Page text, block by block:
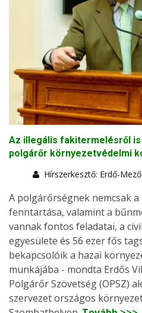
Az illegális fakitermelésről
polgárőr környezetvédelmi
Hírszerkesztő: Erdő-
A polgárőrségnek nemcsak
fenntartása, valamint a
vannak fontos feladatai, a
egyesülete és 56 ezer fős
bekapcsolóik a hazai
munkájába - mondta Erdős
Polgárőr Szövetség (OPSZ)
szervezet országos